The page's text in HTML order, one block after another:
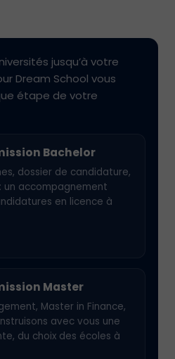
universités jusqu’à votre
Dream School vous
étape de votre
Bachelor
dossier de candidature,
: un accompagnement
en licence à
Master
Master in Finance,
construisons avec vous une
du choix des écoles à